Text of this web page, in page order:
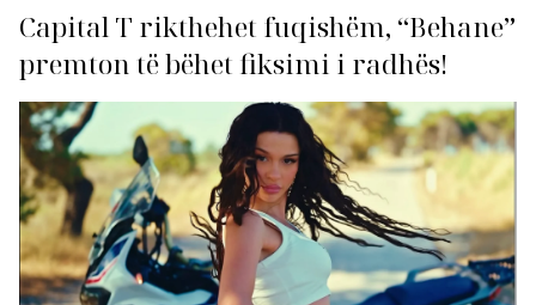
Capital T rikthehet fuqishëm, “Behane”
premton të bëhet fiksimi i radhës!